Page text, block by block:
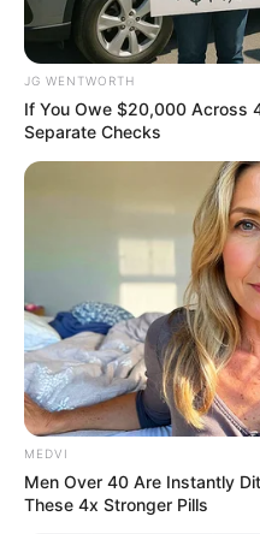
The Monster Snake
Tiny!
BRAINBERRIES
Watch The Most
Moments
BRAINBERRIES
JG WENTWORTH
If You Owe $20,000 Across
Separate Checks
MEDVI
Men Over 40 Are Instantly
These 4x Stronger Pills